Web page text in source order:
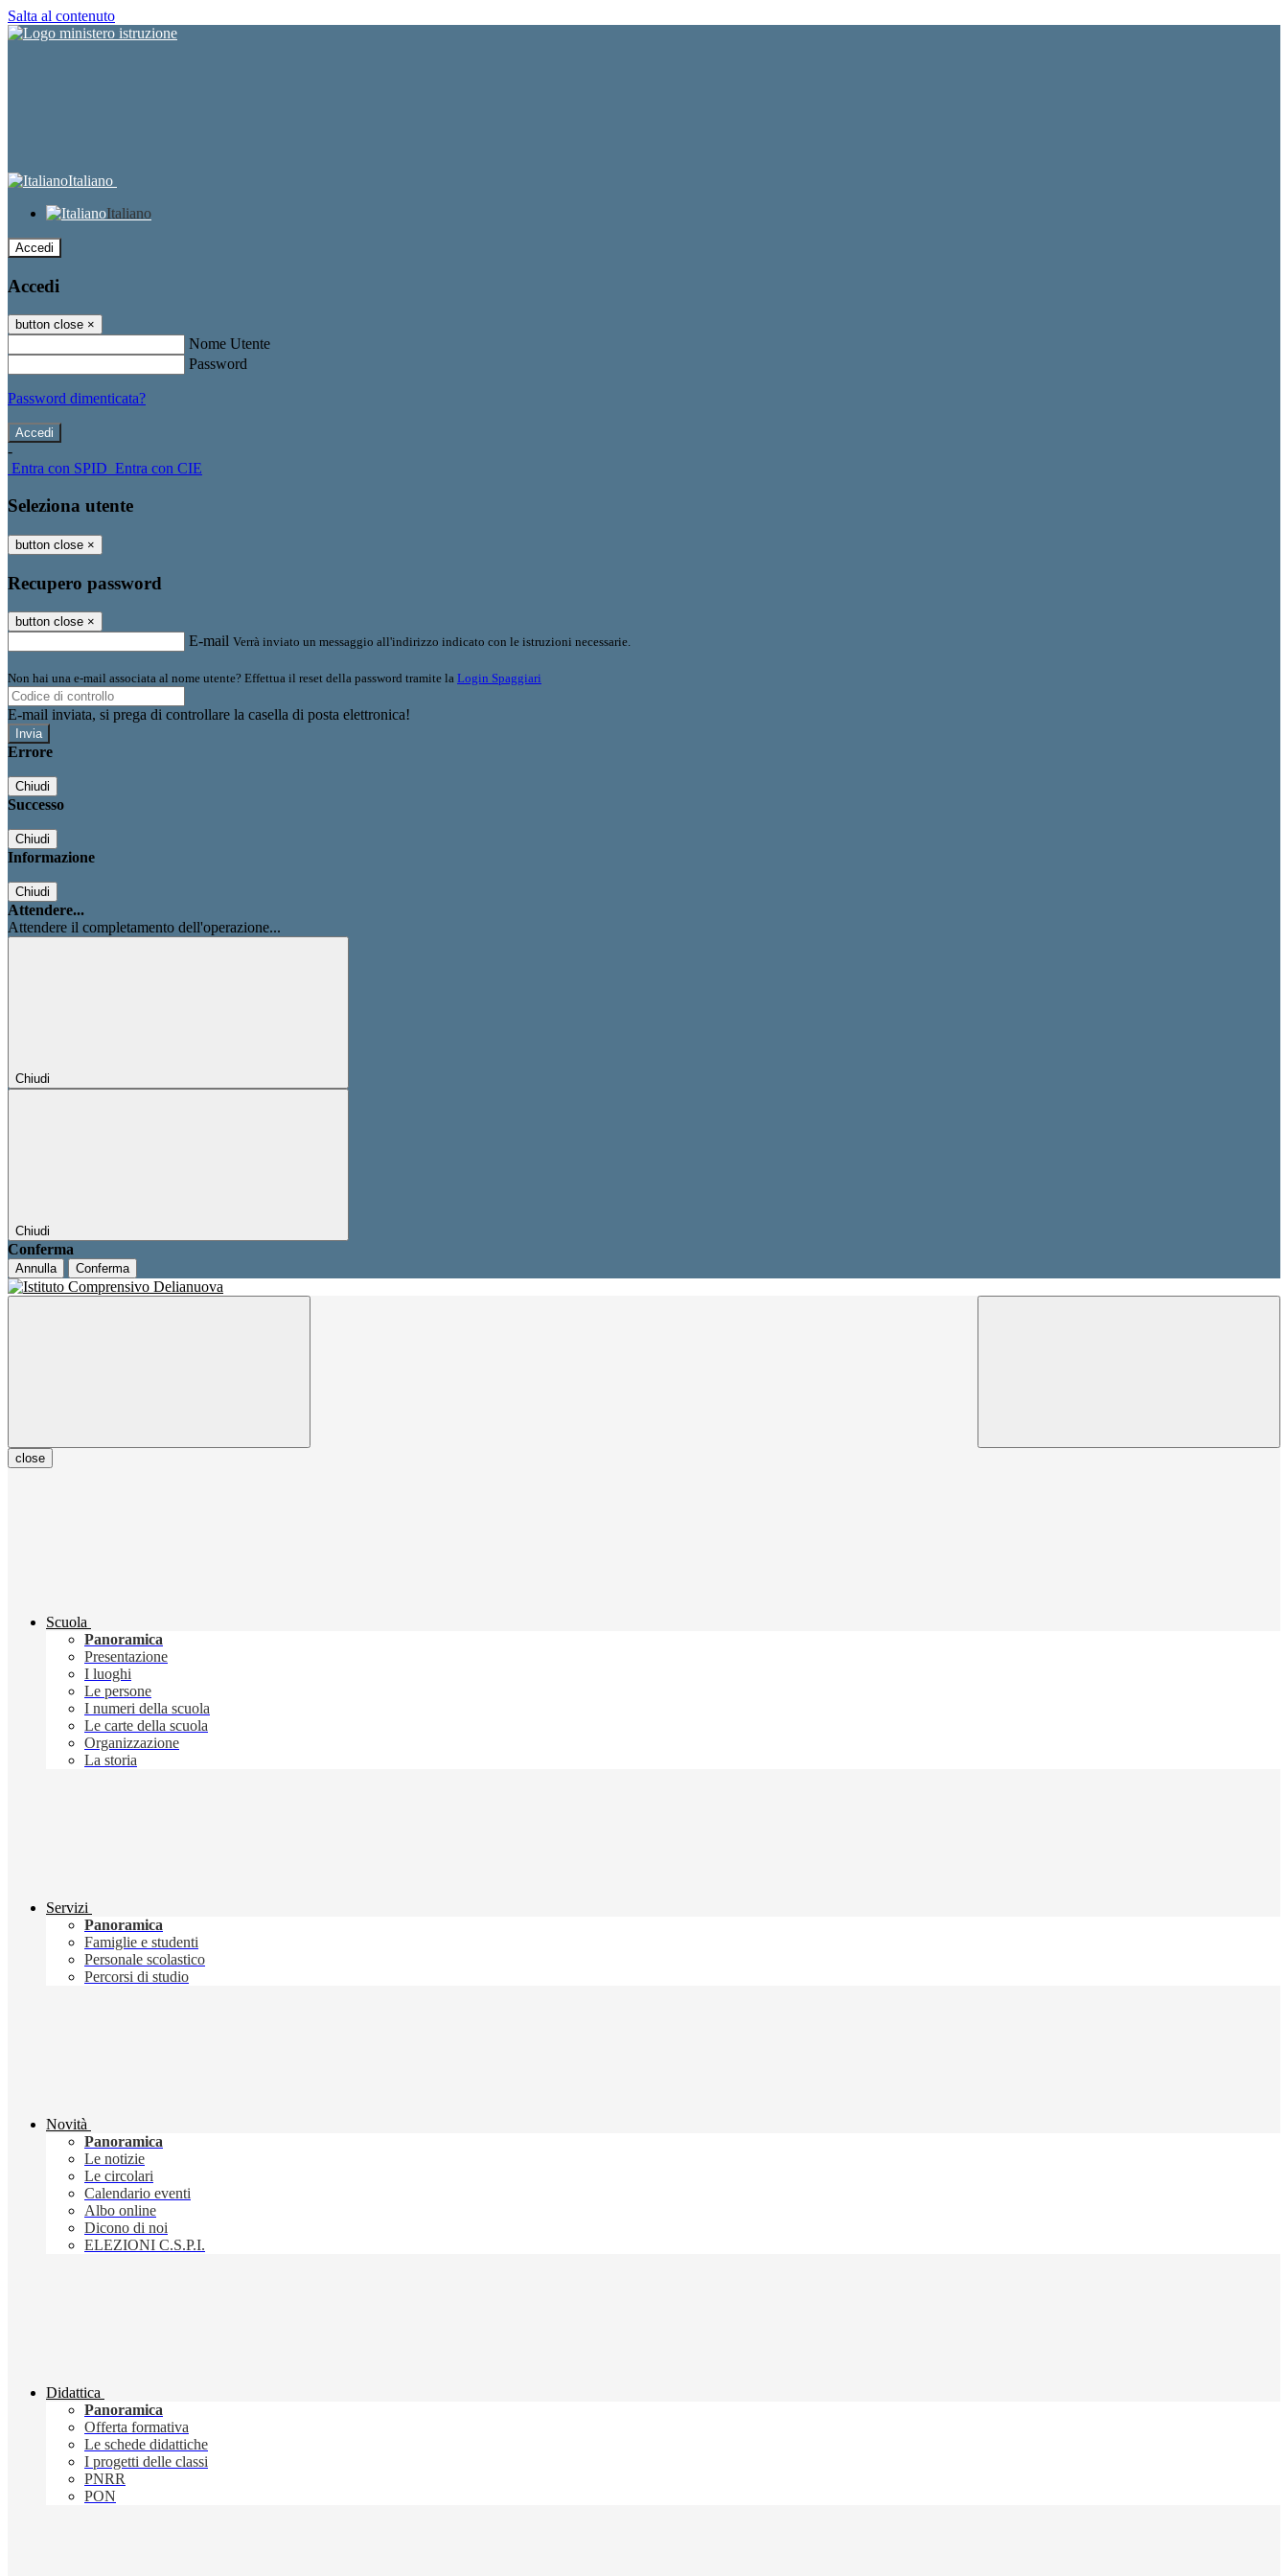
Salta al contenuto
Italiano
Italiano
Accedi
Accedi
button close ×
Nome Utente
Password
Password dimenticata?
-
Entra con SPID Entra con CIE
Seleziona utente
button close ×
Recupero password
button close ×
E-mail Verrà inviato un messaggio all'indirizzo indicato con le istruzioni necessarie.
Non hai una e-mail associata al nome utente? Effettua il reset della password tramite la Login Spaggiari
E-mail inviata, si prega di controllare la casella di posta elettronica!
Errore
Chiudi
Successo
Chiudi
Informazione
Chiudi
Attendere...
Attendere il completamento dell'operazione...
Chiudi
Chiudi
Conferma
Annulla Conferma
close
Scuola
Panoramica
Presentazione
I luoghi
Le persone
I numeri della scuola
Le carte della scuola
Organizzazione
La storia
Servizi
Panoramica
Famiglie e studenti
Personale scolastico
Percorsi di studio
Novità
Panoramica
Le notizie
Le circolari
Calendario eventi
Albo online
Dicono di noi
ELEZIONI C.S.P.I.
Didattica
Panoramica
Offerta formativa
Le schede didattiche
I progetti delle classi
PNRR
PON